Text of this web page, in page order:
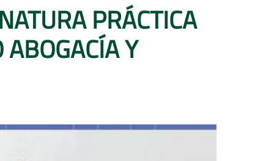
PRÁCTICA
Y